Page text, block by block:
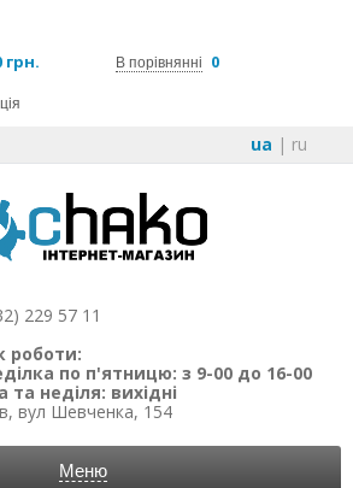
грн. В порівнянні 0
ua | ru
229 57 11
роботи:
по п'ятницю: з 9-00 до 16-00
та неділя: вихідні
вул Шевченка, 154
Меню